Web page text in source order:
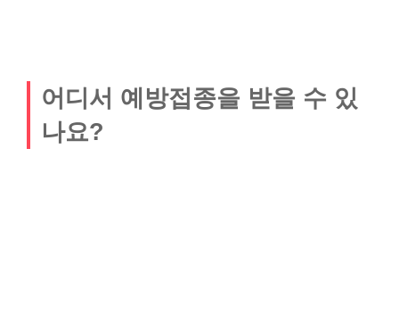
어디서 예방접종을 받을 수 있
나요?